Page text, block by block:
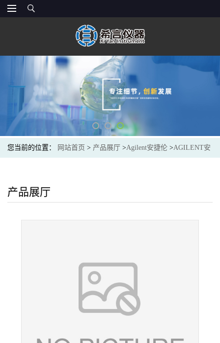
您当前的位置： 网站首页 > 产品展厅 >Agilent安捷伦 >AGILENT安
Cap
产品展厅